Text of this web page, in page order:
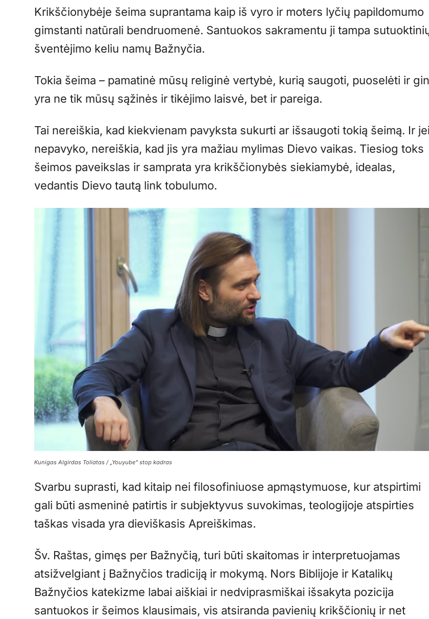
Krikščionybėje šeima suprantama kaip iš vyro ir moters lyčių papildomumo
gimstanti natūrali bendruomenė. Santuokos sakramentu ji tampa
šventėjimo keliu namų Bažnyčia.
Tokia šeima – pamatinė mūsų religinė vertybė, kurią saugoti, puoselėti ir
yra ne tik mūsų sąžinės ir tikėjimo laisvė, bet ir pareiga.
Tai nereiškia, kad kiekvienam pavyksta sukurti ar išsaugoti tokią šeimą. Ir jei
nepavyko, nereiškia, kad jis yra mažiau mylimas Dievo vaikas. Tiesiog toks
šeimos paveikslas ir samprata yra krikščionybės siekiamybė, idealas,
vedantis Dievo tautą link tobulumo.
Kunigas Algirdas Toliatas / „Youyube” stop kadras
Svarbu suprasti, kad kitaip nei filosofiniuose apmąstymuose, kur atspirtimi
gali būti asmeninė patirtis ir subjektyvus suvokimas, teologijoje atspirties
taškas visada yra dieviškasis Apreiškimas.
Šv. Raštas, gimęs per Bažnyčią, turi būti skaitomas ir interpretuojamas
atsižvelgiant į Bažnyčios tradiciją ir mokymą. Nors Biblijoje ir Katalikų
Bažnyčios katekizme labai aiškiai ir nedviprasmiškai išsakyta pozicija
santuokos ir šeimos klausimais, vis atsiranda pavienių krikščionių ir net